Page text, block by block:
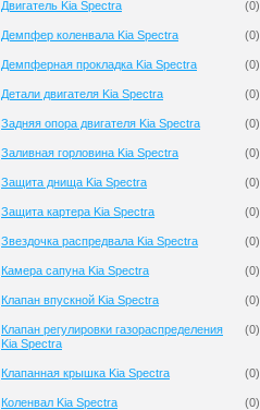
Двигатель Kia Spectra (0)
Демпфер коленвала Kia Spectra (0)
Демпферная прокладка Kia Spectra (0)
Детали двигателя Kia Spectra (0)
Задняя опора двигателя Kia Spectra (0)
Заливная горловина Kia Spectra (0)
Защита днища Kia Spectra (0)
Защита картера Kia Spectra (0)
Звездочка распредвала Kia Spectra (0)
Камера сапуна Kia Spectra (0)
Клапан впускной Kia Spectra (0)
Клапан регулировки газораспределения
Kia Spectra
(0)
Клапанная крышка Kia Spectra (0)
Коленвал Kia Spectra (0)